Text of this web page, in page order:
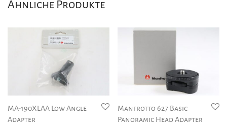
Ähnliche Produkte
MA-190XLAA Low Angle
Adapter
Manfrotto 627 Basic
Panoramic Head Adapter